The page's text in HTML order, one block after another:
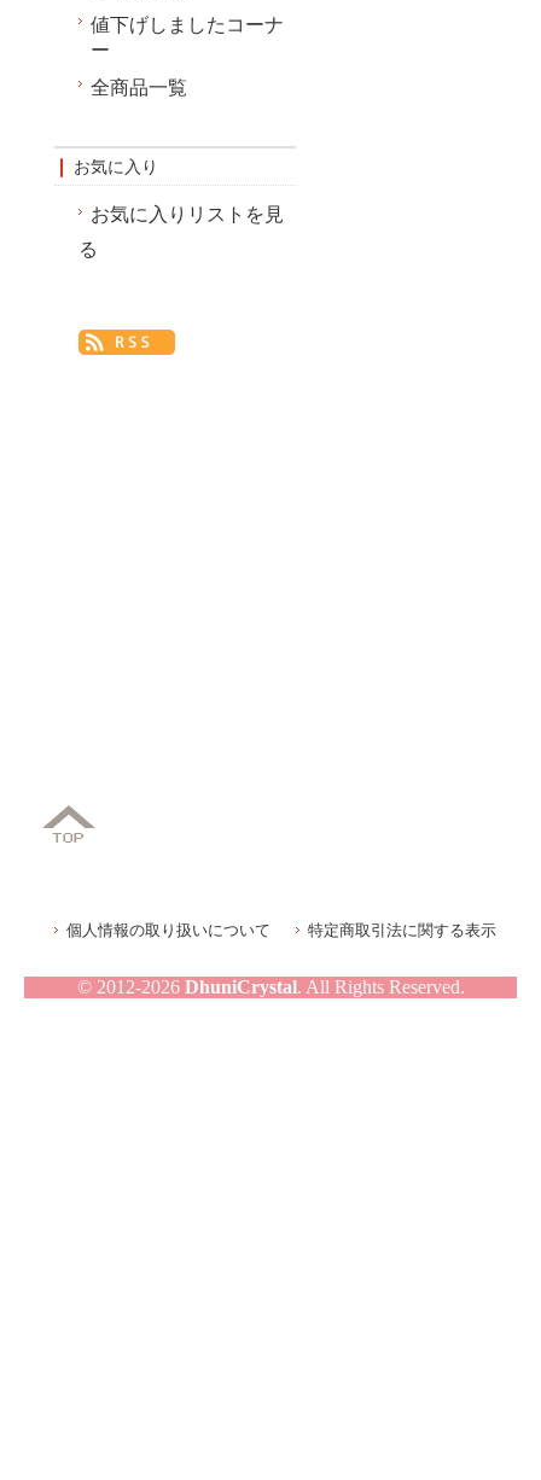
値下げしましたコーナ
ー
全商品一覧
お気に入り
お気に入りリストを見
る
個人情報の取り扱いについて 特定商取引法に関する表示
© 2012-2026 DhuniCrystal. All Rights Reserved.